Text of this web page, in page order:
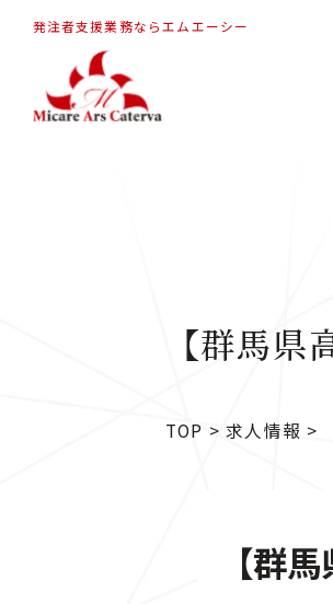
発注者支援業務ならエムエーシー
【群馬
TOP >求人情報 >
【群